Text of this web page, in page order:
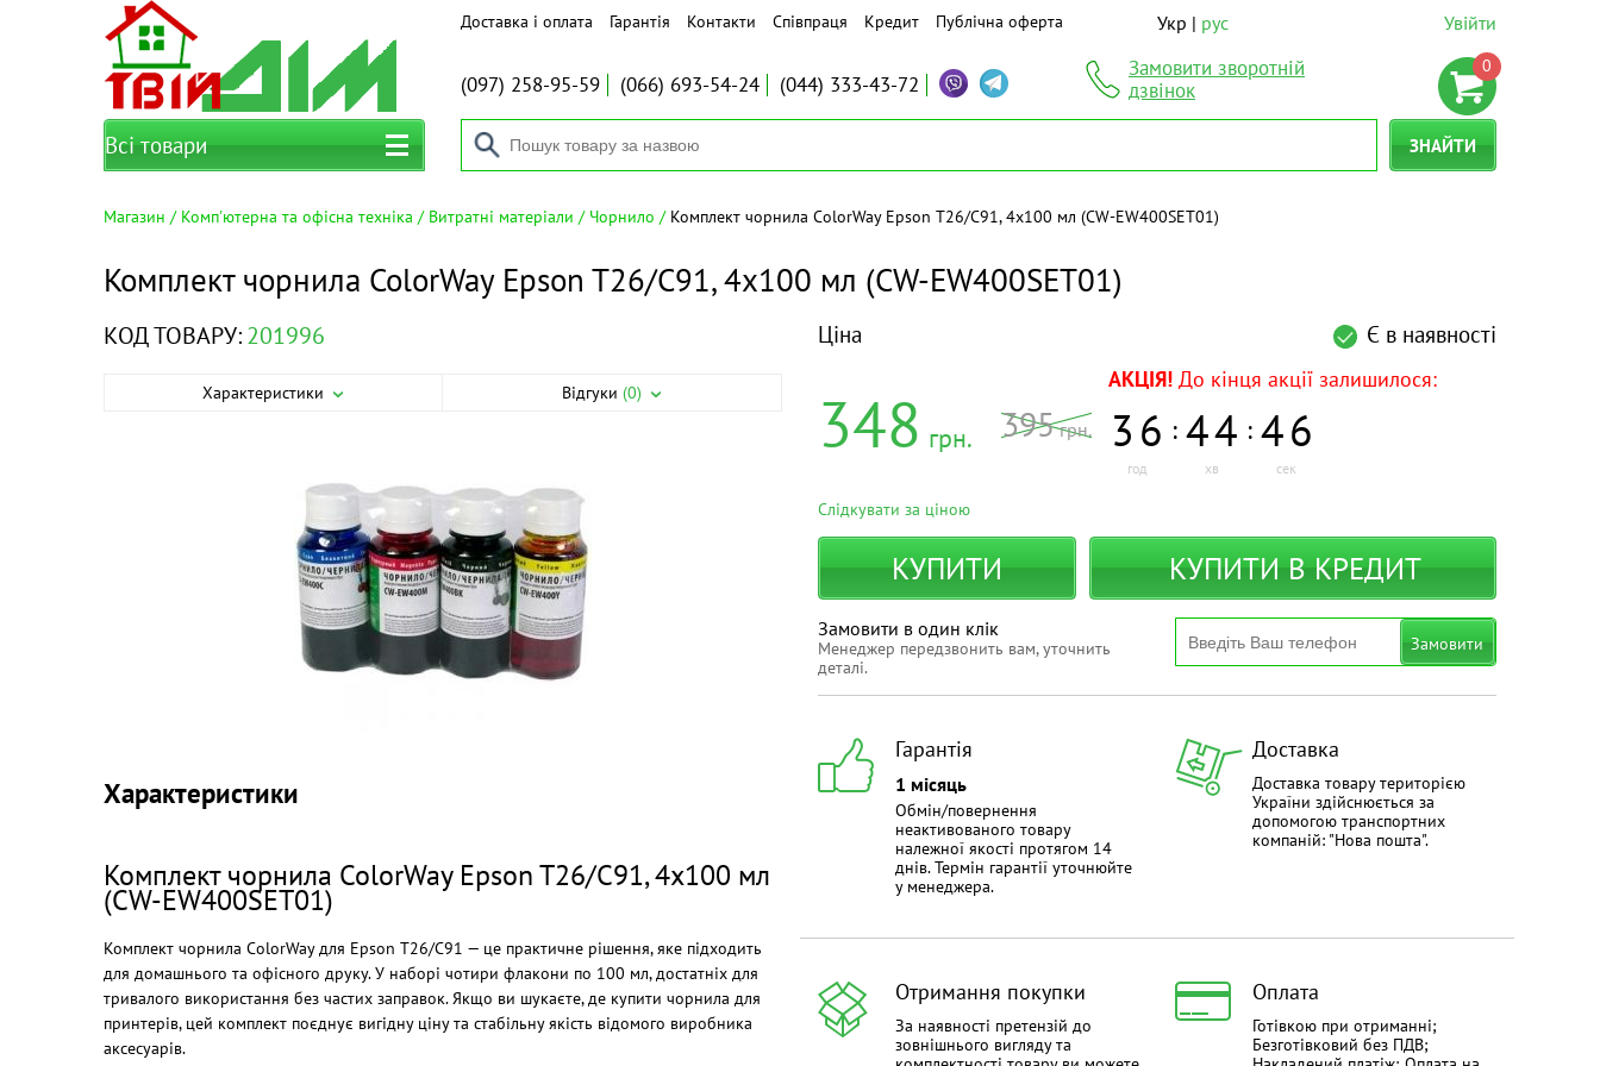
Доставка і оплата Гарантія Контакти Співпраця Кредит Публічна оферта Укр рус Увійти
(097) 258-95-59 (066) 693-54-24 (044) 333-43-72
Замовити зворотній
дзвінок
0
Всі товари ЗНАЙТИ
Магазин Комп'ютерна та офісна техніка Витратні матеріали Чорнило Комплект чорнила ColorWay Epson T26/C91, 4x100 мл (CW-EW400SET01)
Комплект чорнила ColorWay Epson T26/C91, 4x100 мл (CW-EW400SET01)
КОД ТОВАРУ:201996
Характеристики Відгуки(0)
Характеристики
Комплект чорнила ColorWay Epson T26/C91, 4x100 мл
(CW-EW400SET01)
Комплект чорнила ColorWay для Epson T26/C91 — це практичне рішення, яке підходить
для домашнього та офісного друку. У наборі чотири флакони по 100 мл, достатніх для
тривалого використання без частих заправок. Якщо ви шукаєте, де купити чорнила для
принтерів, цей комплект поєднує вигідну ціну та стабільну якість відомого виробника
аксесуарів.
Ціна Є в наявності
348 грн. 395грн.
АКЦІЯ! До кінця акції залишилося:
36
год
: 44
хв
: 46
сек
Слідкувати за ціною
КУПИТИ КУПИТИ В КРЕДИТ
Замовити в один клік
Менеджер передзвонить вам, уточнить
деталі.
Замовити
Гарантія
1 місяць
Обмін/повернення
неактивованого товару
належної якості протягом 14
днів. Термін гарантії уточнюйте
у менеджера.
Доставка
Доставка товару територією
України здійснюється за
допомогою транспортних
компаній: "Нова пошта".
Отримання покупки
За наявності претензій до
зовнішнього вигляду та
Оплата
Готівкою при отриманні;
Безготівковий без ПДВ;